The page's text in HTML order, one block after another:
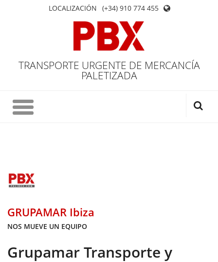
LOCALIZACIÓN (+34) 910 774 455
TRANSPORTE URGENTE DE MERCANCÍA
PALETIZADA
GRUPAMAR Ibiza
NOS MUEVE UN EQUIPO
Grupamar Transporte y